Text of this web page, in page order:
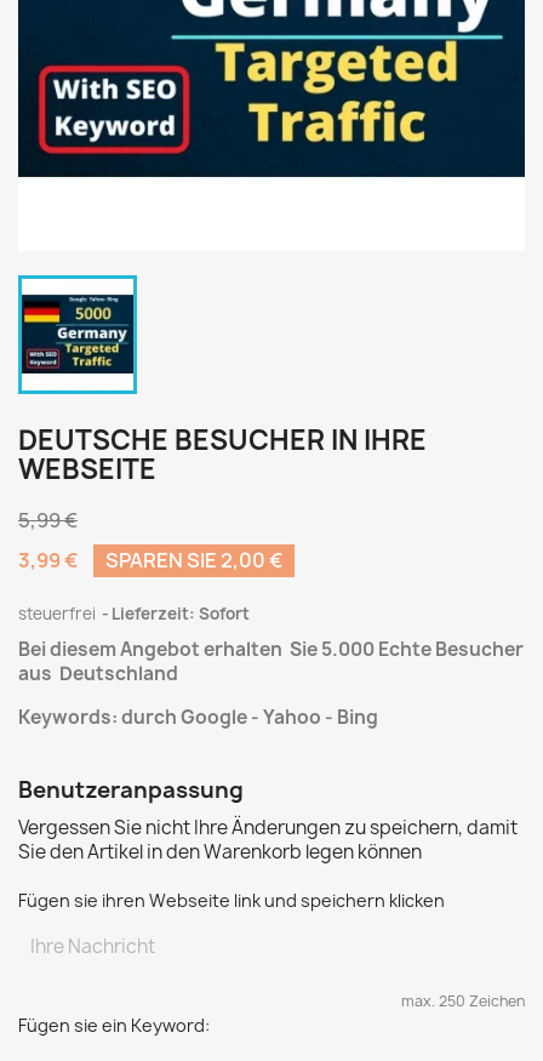
DEUTSCHE BESUCHER IN IHRE
WEBSEITE
5,99 €
3,99 €
SPAREN SIE 2,00 €
steuerfrei Lieferzeit: Sofort
Bei diesem Angebot erhalten Sie 5.000 Echte Besucher
aus Deutschland
Keywords: durch Google - Yahoo - Bing
Benutzeranpassung
Vergessen Sie nicht Ihre Änderungen zu speichern, damit
Sie den Artikel in den Warenkorb legen können
Fügen sie ihren Webseite link und speichern klicken
max. 250 Zeichen
Fügen sie ein Keyword: